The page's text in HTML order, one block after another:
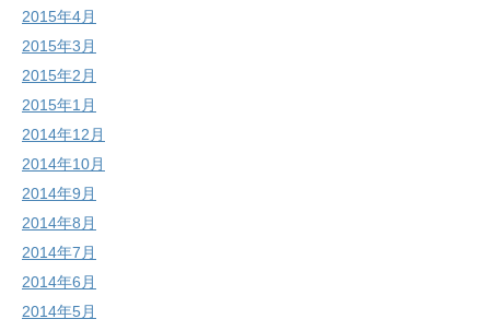
2015年4月
2015年3月
2015年2月
2015年1月
2014年12月
2014年10月
2014年9月
2014年8月
2014年7月
2014年6月
2014年5月